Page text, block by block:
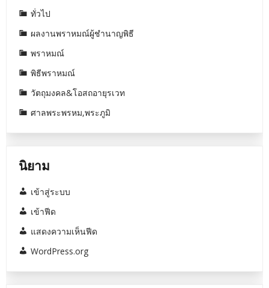
ทั่วไป
ผลงานพราหมณ์ผู้ชำนาญพิธี
พราหมณ์
พิธีพราหมณ์
วัตถุมงคล&โอสถอายุรเวท
ศาลพระพรหม,พระภูมิ
นิยาม
เข้าสู่ระบบ
เข้าฟีด
แสดงความเห็นฟีด
WordPress.org